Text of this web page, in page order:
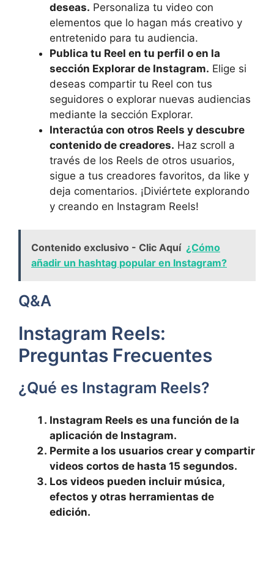
⁤deseas. Personaliza⁤ tu video con
elementos que lo hagan más creativo y
entretenido para tu ⁤audiencia.
Publica tu Reel en tu perfil ‌o en la
sección⁤ Explorar de‌ Instagram. Elige si
deseas compartir tu Reel con tus
seguidores o explorar nuevas audiencias
mediante la sección Explorar.
Interactúa con otros⁢ Reels y descubre‍
contenido de‍ creadores. Haz scroll a
través de los Reels de otros usuarios,
sigue a tus creadores favoritos, da like y⁢
deja comentarios. ¡Diviértete explorando
y creando en Instagram Reels!
Contenido exclusivo - Clic Aquí ¿Cómo
añadir un hashtag popular en Instagram?
Q&A
Instagram Reels:
Preguntas Frecuentes
¿Qué es Instagram ⁤Reels?
Instagram Reels ​es una función de‍ la
aplicación de Instagram.
Permite a los usuarios ⁢crear y compartir
videos cortos de hasta 15 segundos.
Los videos pueden incluir música,
efectos y otras herramientas de
edición.